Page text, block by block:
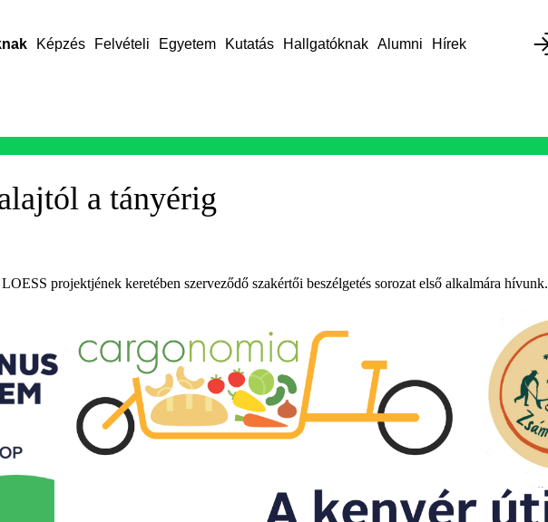
Képzés Felvételi Egyetem Kutatás Hallgatóknak Alumni Hírek
a tányérig
projektjének keretében szerveződő szakértői beszélgetés sorozat első alkalmára hívunk.